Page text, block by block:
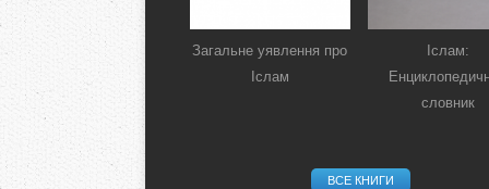
Загальне уявлення про
Іслам
Іслам:
словник
ВСЕ КНИГИ